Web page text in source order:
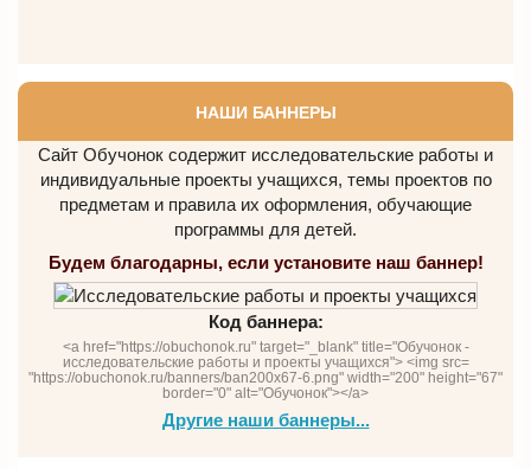
НАШИ БАННЕРЫ
Сайт Обучонок содержит исследовательские работы и
индивидуальные проекты учащихся, темы проектов по
предметам и правила их оформления, обучающие
программы для детей.
Будем благодарны, если установите наш баннер!
Код баннера:
<a href="https://obuchonok.ru" target="_blank" title="Обучонок -
исследовательские работы и проекты учащихся"> <img src=
"https://obuchonok.ru/banners/ban200x67-6.png" width="200" height="67"
border="0" alt="Обучонок"></a>
Другие наши баннеры...